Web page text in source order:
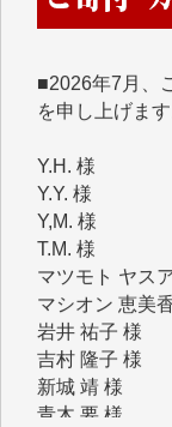
を申し上げます
Y.H. 様
Y.Y. 様
Y,M. 様
T.M. 様
マツモト ヤスア
マシオン 恵美香
岩井 祐子 様
吉村 隆子 様
新城 靖 様
青木 要 様
T.Y. 様
K.O. 様
Y.S. 様